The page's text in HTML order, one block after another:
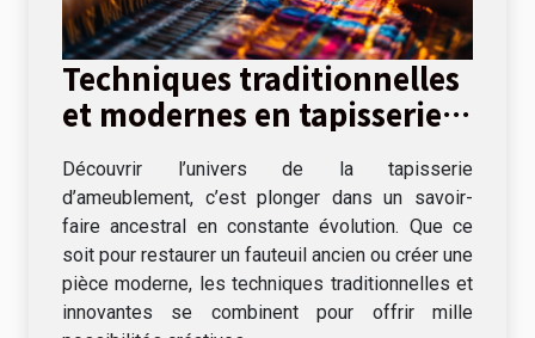
Techniques traditionnelles
et modernes en tapisserie
Découvrir l’univers de la tapisserie
d’ameublement, c’est plonger dans un savoir-
faire ancestral en constante évolution. Que ce
soit pour restaurer un fauteuil ancien ou créer une
pièce moderne, les techniques traditionnelles et
innovantes se combinent pour offrir mille